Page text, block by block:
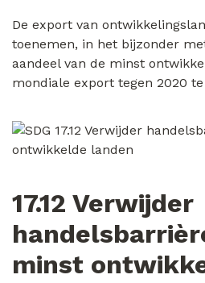
De export van
toenemen, in het bijzonder
aandeel van de minst
mondiale export tegen 2020
17.12 Verwijder
minst